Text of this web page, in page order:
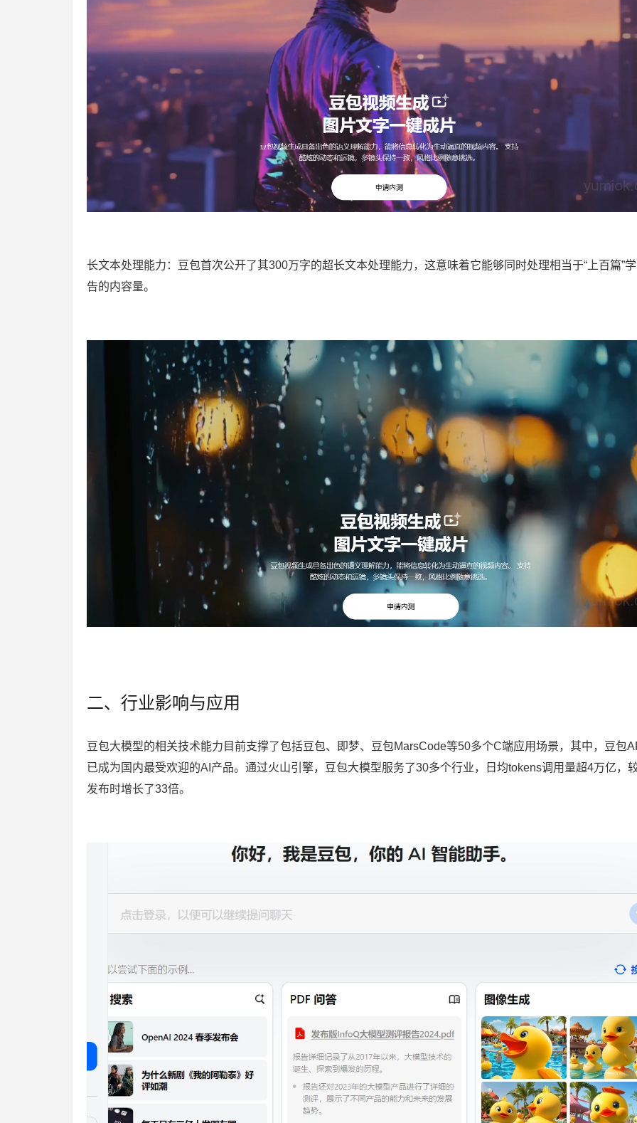
长文本处理能力：豆包首次公开了其300万字的超长文本处理能力，这意味着它能够同时处理相当于“上百篇”
告的内容量。
二、行业影响与应用
豆包大模型的相关技术能力目前支撑了包括豆包、即梦、豆包MarsCode等50多个C端应用场景，其中，豆包
已成为国内最受欢迎的AI产品。通过火山引擎，豆包大模型服务了30多个行业，日均tokens调用量超4万亿，
发布时增长了33倍。